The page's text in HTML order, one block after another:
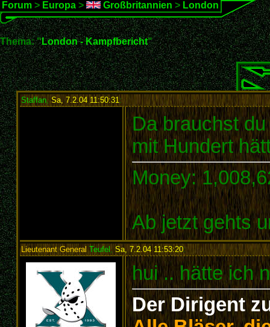
Forum > Europa > Großbritannien > London
Thema: "London - Kampfbericht"
Staffan, Sa, 7.2.04 11:50:31 :
Da brauchst
mit Hundert
Money:
Ab jetzt gehts
Lieutenant General Teufel, Sa, 7.2.04 11:53:20:
hui .. hätte ich
Der Dirigent